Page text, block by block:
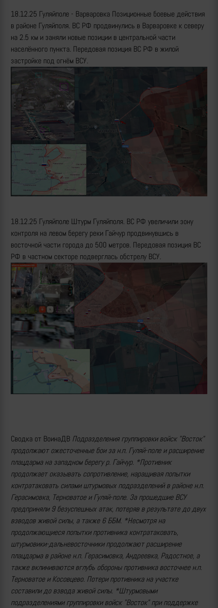
18.12.25 Гуляйполе - Варваровка Позиционные боевые действия
в районе Гуляйполя. ВС РФ продвинулись в Варваровке к северу
на 2.5 км и заняли новые позиции в центральной части
населённого пункта. Передовая позиция ВС РФ в жилой
застройке под огнём ВСУ.
18.12.25 Гуляйполе Штурм Гуляйполя. ВС РФ увеличили зону
контроля на левом берегу реки Гайчур продвинувшись в
восточной части города до 500 метров. Передовая позиция ВС
РФ в частном секторе подверглась обстрелу ВСУ.
Сводка от ВоинаДВ Подразделения группировки войск "Восток"
продолжают ожесточенные бои за н.п. Гуляй-поле и расширение
плацдарма на западном берегу р. Гайчур. *Противник
продолжает оказывать сопротивление, наращивая попытки
контратаковать силами штурмовых подразделений в районе н.п.
Герасимовка, Терноватое и Гуляй-поле. За прошедшие ВСУ
предприняли 9 безуспешных атак, потеряв в результате до двух
взводов живой силы, а также 6 ББМ. *Несмотря на
продолжающиеся попытки противника контратаковать,
штурмовики-дальневосточники продолжают расширение
плацдарма в районе н.п. Герасимовка, Андреевка, Радостное, а
также вклиниваются вглубь обороны противника восточнее н.п.
Терноватое и Косовцево. Потери противника на участке
составили до взвода живой силы. *Штурмовыми
подразделениями группировки войск "Восток" при поддержке